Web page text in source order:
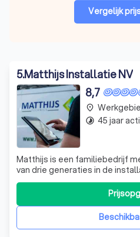
Vergelijk
5.Matthijs Installatie NV
8,7
Matthijs is een familiebedrijf
van drie generaties in de
klimaatoplossingen. Wij zijn
een breed scala aan diensten,
vernieuwing tot onderhoud
zoals airconditioning, verwa
place
timelapse 45 jaar